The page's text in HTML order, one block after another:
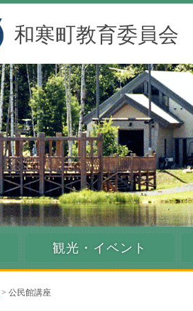
和寒町教育委員会
観光・イベント
> 公民館講座